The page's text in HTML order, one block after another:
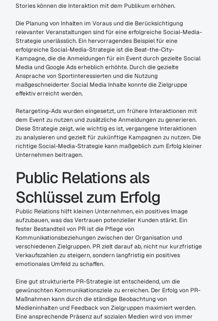
Stories können die Interaktion mit dem Publikum erhöhen.
Die Planung von Inhalten im Voraus und die Berücksichtigung
relevanter Veranstaltungen sind für eine erfolgreiche Social-Media-
Strategie unerlässlich. Ein hervorragendes Beispiel für eine
erfolgreiche Social-Media-Strategie ist die Beat-the-City-
Kampagne, die die Anmeldungen für ein Event durch gezielte Social
Media und Google Ads erheblich erhöhte. Durch die gezielte
Ansprache von Sportinteressierten und die Nutzung
maßgeschneiderter Social Media Inhalte konnte die Zielgruppe
effektiv erreicht werden.
Retargeting-Ads wurden eingesetzt, um frühere Interaktionen mit
dem Event zu nutzen und zusätzliche Anmeldungen zu generieren.
Diese Strategie zeigt, wie wichtig es ist, vergangene Interaktionen
zu analysieren und gezielt für zukünftige Kampagnen zu nutzen. Die
richtige Social-Media-Strategie kann maßgeblich zum Erfolg kleiner
Unternehmen beitragen.
Public Relations als
Schlüssel zum Erfolg
Public Relations hilft kleinen Unternehmen, ein positives Image
aufzubauen, was das Vertrauen potenzieller Kunden stärkt. Ein
fester Bestandteil von PR ist die Pflege von
Kommunikationsbeziehungen zwischen der Organisation und
verschiedenen Zielgruppen. PR zielt darauf ab, nicht nur kurzfristige
Verkaufszahlen zu steigern, sondern langfristig ein positives
emotionales Umfeld zu schaffen.
Eine gut strukturierte PR-Strategie ist entscheidend, um die
gewünschten Kommunikationsziele zu erreichen. Der Erfolg von PR-
Maßnahmen kann durch die ständige Beobachtung von
Medieninhalten und Feedback von Zielgruppen maximiert werden.
Eine ansprechende Präsenz auf sozialen Medien wird von immer